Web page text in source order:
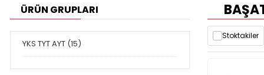
ÜRÜN GRUPLARI
YKS TYT AYT (15)
Stoktakiler